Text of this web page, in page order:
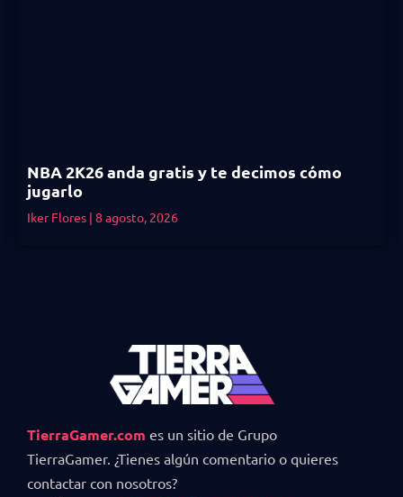
NBA 2K26 anda gratis y te decimos cómo
jugarlo
Iker Flores 8 agosto, 2026
TierraGamer.com es un sitio de Grupo
TierraGamer. ¿Tienes algún comentario o quieres
contactar con nosotros?